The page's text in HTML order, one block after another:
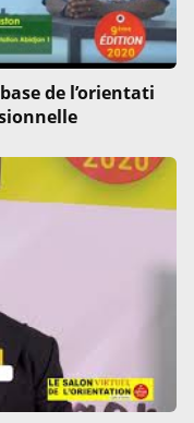
de l’orientati